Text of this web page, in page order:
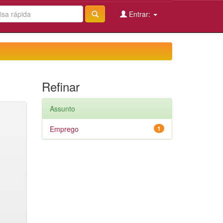
Entrar:
Refinar
Assunto
1
Emprego